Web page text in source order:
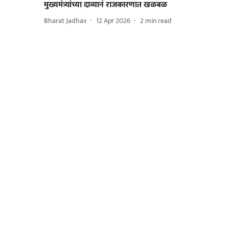
मुख्यमंत्र्यांच्या दाव्यानं राजकारणात खळबळ
Bharat Jadhav 12 Apr 2026 2min read